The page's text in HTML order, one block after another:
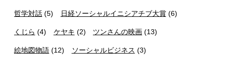
哲学対話 (5) 日経ソーシャルイニシアチブ大賞(6)
くじら (4) ケヤキ (2) ツンさんの映画 (13)
絵地図物語 (12) ソーシャルビジネス (3)